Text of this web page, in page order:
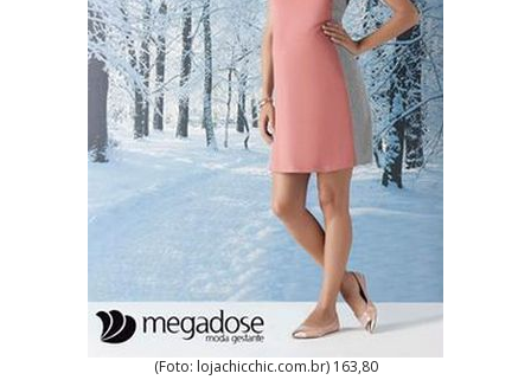
(Foto: lojachicchic.com.br) 163,80